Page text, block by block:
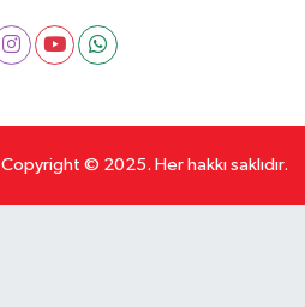
Copyright © 2025. Her hakkı saklıdır.